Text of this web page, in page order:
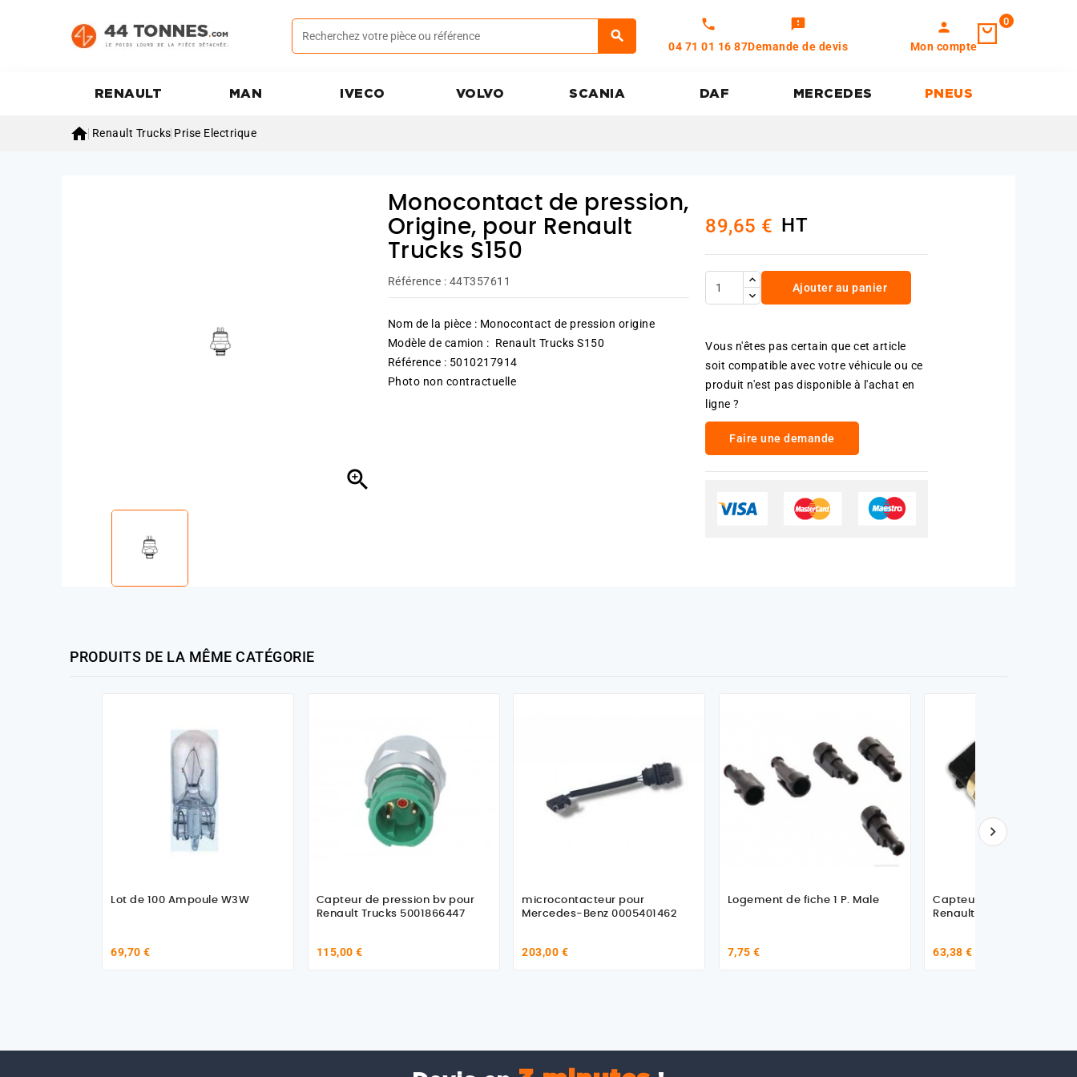
call
04 71 01 16 87
feedback
Demande de devis
person
Mon compte
0
RENAULT MAN IVECO VOLVO SCANIA DAF MERCEDES PNEUS
 Renault Trucks Prise Electrique

Monocontact de pression,
Origine, pour Renault
Trucks S150
Référence : 44T357611
Nom de la pièce : Monocontact de pression origine
Modèle de camion : Renault Trucks S150
Référence : 5010217914
Photo non contractuelle
89,65 € HT
Ajouter au panier
Vous n'êtes pas certain que cet article
soit compatible avec votre véhicule ou ce
produit n'est pas disponible à l'achat en
ligne ?
Faire une demande
PRODUITS DE LA MÊME CATÉGORIE
Lot de 100 Ampoule W3W
69,70 €
Capteur de pression bv pour
Renault Trucks 5001866447
115,00 €
microcontacteur pour
Mercedes-Benz 0005401462
203,00 €
Logement de fiche 1 P. Male
7,75 €
Capteur de température
63,38 €
